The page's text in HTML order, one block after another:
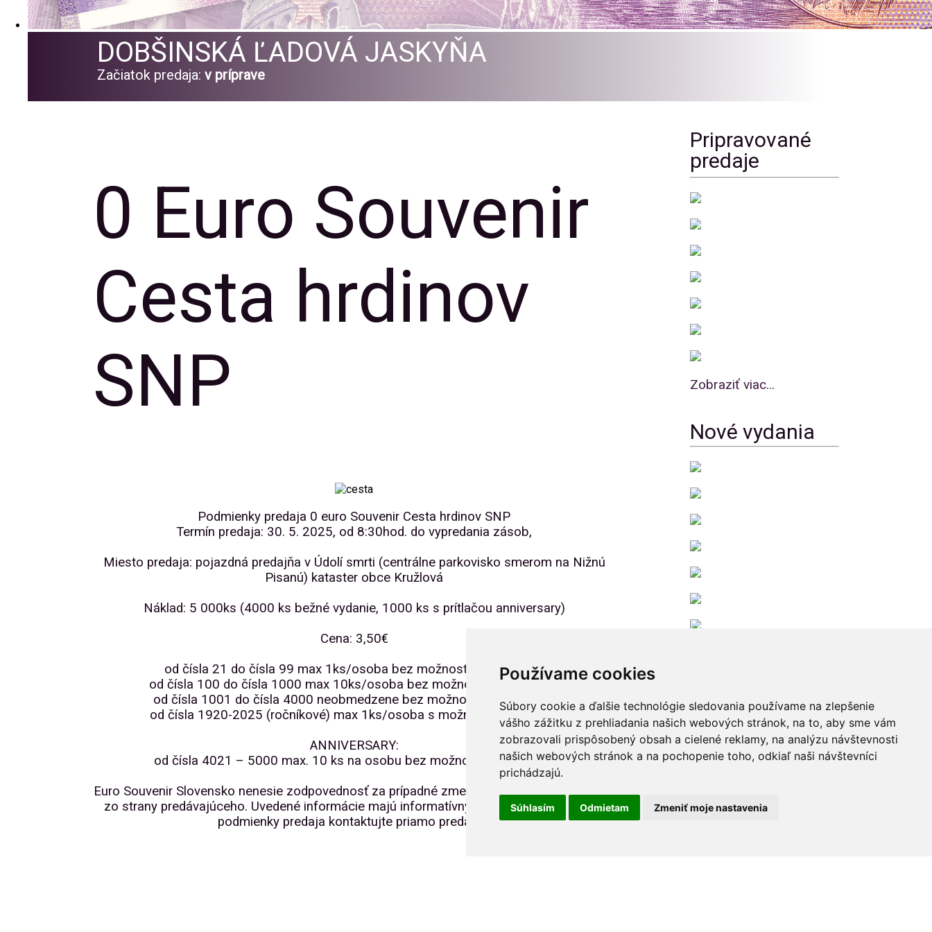
Používame cookies
Súbory cookie a ďalšie technológie sledovania používame na zlepšenie
vášho zážitku z prehliadania našich webových stránok, na to, aby sme vám
zobrazovali prispôsobený obsah a cielené reklamy, na analýzu návštevnosti
našich webových stránok a na pochopenie toho, odkiaľ naši návštevníci
prichádzajú.
Súhlasím Odmietam Zmeniť moje nastavenia
DOBŠINSKÁ ĽADOVÁ JASKYŇA
Začiatok predaja: v príprave
Pripravované
predaje
Zobraziť viac...
Nové vydania
Zobraziť viac...
0 Euro Souvenir
Cesta hrdinov
SNP
Podmienky predaja 0 euro Souvenir Cesta hrdinov SNP
Termín predaja: 30. 5. 2025, od 8:30hod. do vypredania zásob,
Miesto predaja: pojazdná predajňa v Údolí smrti (centrálne parkovisko smerom na Nižnú
Pisanú) kataster obce Kružlová
Náklad: 5 000ks (4000 ks bežné vydanie, 1000 ks s prítlačou anniversary)
Cena: 3,50€
od čísla 21 do čísla 99 max 1ks/osoba bez možnosti výberu čísla,
od čísla 100 do čísla 1000 max 10ks/osoba bez možnosti výberu čísla,
od čísla 1001 do čísla 4000 neobmedzene bez možnosti výberu čísla,
od čísla 1920-2025 (ročníkové) max 1ks/osoba s možnosťou výberu č.
ANNIVERSARY:
od čísla 4021 – 5000 max. 10 ks na osobu bez možnosti výberu čísla
Euro Souvenir Slovensko nenesie zodpovednosť za prípadné zmeny v podmienkach predaja
zo strany predávajúceho. Uvedené informácie majú informatívny charakter. Pre aktuálne
podmienky predaja kontaktujte priamo predajcu.